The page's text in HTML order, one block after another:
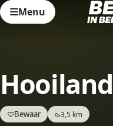
Menu
♡Bewaar 🥾3,5 km